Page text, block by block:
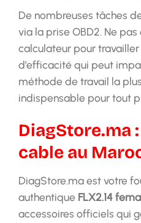
De nombreuses tâches
via la prise OBD2. Ne pas
calculateur pour travailler
d’efficacité qui peut
méthode de travail la
indispensable pour tout
DiagStore.ma
cable au
DiagStore.ma est votre
authentique FLX2.14
accessoires officiels qui